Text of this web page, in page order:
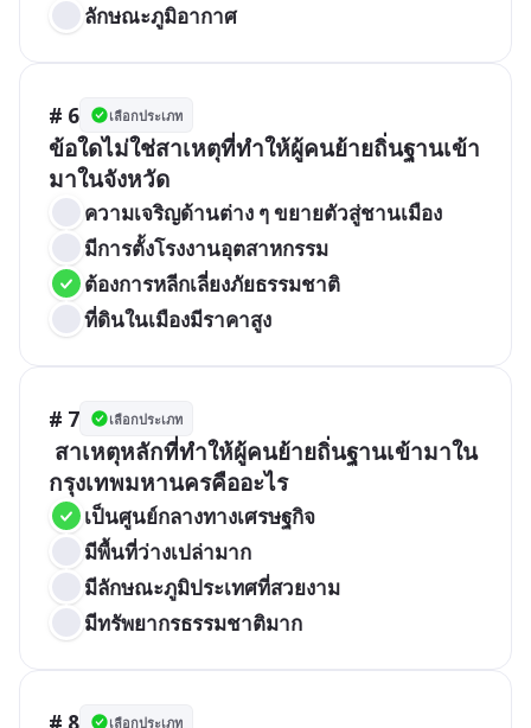
ลักษณะภูมิอากาศ
# 6 เลือกประเภท
ข้อใดไม่ใช่สาเหตุที่ทำให้ผู้คนย้ายถิ่นฐานเข้า
มาในจังหวัด
ความเจริญด้านต่าง ๆ ขยายตัวสู่ชานเมือง
มีการตั้งโรงงานอุตสาหกรรม
ต้องการหลีกเลี่ยงภัยธรรมชาติ
ที่ดินในเมืองมีราคาสูง
# 7 เลือกประเภท
กรุงเทพมหานครคืออะไร
เป็นศูนย์กลางทางเศรษฐกิจ
มีพื้นที่ว่างเปล่ามาก
มีลักษณะภูมิประเทศที่สวยงาม
มีทรัพยากรธรรมชาติมาก
# 8 เลือกประเภท